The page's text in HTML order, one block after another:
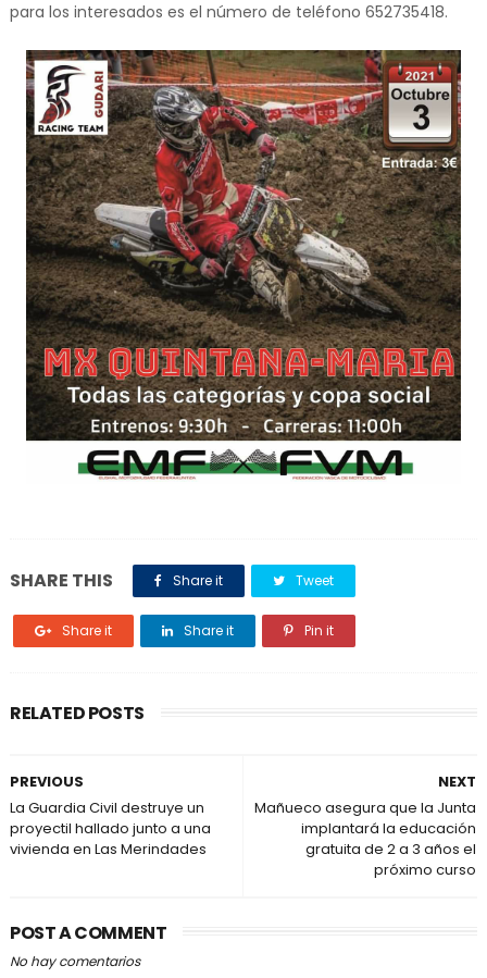
para los interesados es el número de teléfono 652735418.
SHARE THIS Share it Tweet
Share it Share it Pin it
RELATED POSTS
NEXT
Mañueco asegura que la Junta
implantará la educación
gratuita de 2 a 3 años el
próximo curso
PREVIOUS
La Guardia Civil destruye un
proyectil hallado junto a una
vivienda en Las Merindades
POST A COMMENT
No hay comentarios